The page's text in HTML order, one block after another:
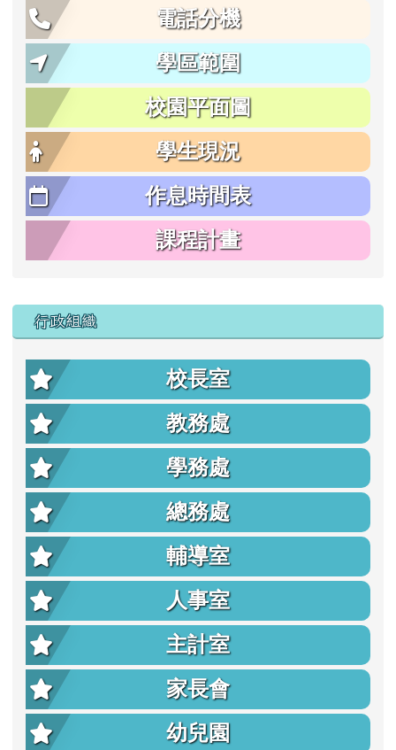
電話分機
學區範圍
校園平面圖
學生現況
作息時間表
課程計畫
行政組織
校長室
教務處
學務處
總務處
輔導室
人事室
主計室
家長會
幼兒園